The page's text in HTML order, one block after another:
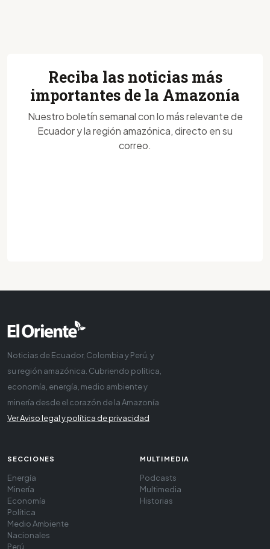
Reciba las noticias más
importantes de la Amazonía
Nuestro boletín semanal con lo más relevante de
Ecuador y la región amazónica, directo en su
correo.
Noticias de Ecuador, Colombia y Perú, y
su región amazónica. Cubriendo política,
economía, energía, medio ambiente y
minería desde el corazón de la Amazonía
Ver Aviso legal y política de privacidad
SECCIONES
Energía
Minería
Economía
Política
Medio Ambiente
Nacionales
Perú
MULTIMEDIA
Podcasts
Multimedia
Historias